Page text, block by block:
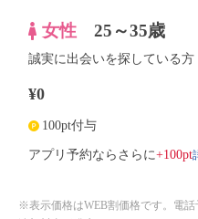
女性 25～35歳
誠実に出会いを探している方
¥0
100pt付与
アプリ予約ならさらに+100pt
※表示価格はWEB割価格です。電